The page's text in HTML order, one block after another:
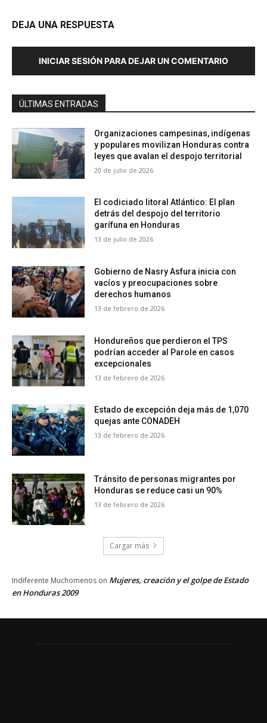
DEJA UNA RESPUESTA
INICIAR SESIÓN PARA DEJAR UN COMENTARIO
ÚLTIMAS ENTRADAS
Organizaciones campesinas, indígenas
y populares movilizan Honduras contra
leyes que avalan el despojo territorial
20 de julio de 2026
El codiciado litoral Atlántico: El plan
detrás del despojo del territorio
garífuna en Honduras
13 de julio de 2026
Gobierno de Nasry Asfura inicia con
vacíos y preocupaciones sobre
derechos humanos
13 de febrero de 2026
Hondureños que perdieron el TPS
podrían acceder al Parole en casos
excepcionales
13 de febrero de 2026
Estado de excepción deja más de 1,070
quejas ante CONADEH
13 de febrero de 2026
Tránsito de personas migrantes por
Honduras se reduce casi un 90%
13 de febrero de 2026
Cargar más
Indiferente Muchomenos on Mujeres, creación y el golpe de Estado
en Honduras 2009